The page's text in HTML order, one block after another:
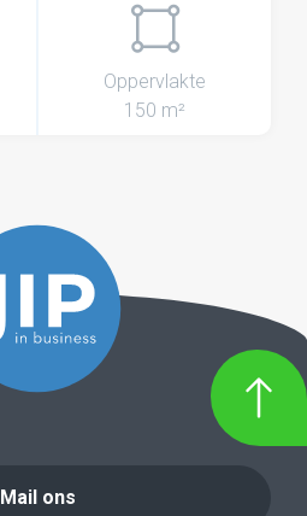
Oppervlakte
150 m²
Mail ons